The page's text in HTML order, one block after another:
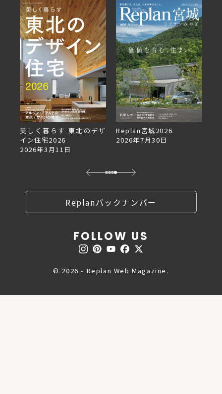
Replan宮城2026
2026年7月30日
Replan北海道VOL.153
2026年6月27日
Replanバックナンバー
FOLLOW US
© 2026 - Replan Web Magazine.